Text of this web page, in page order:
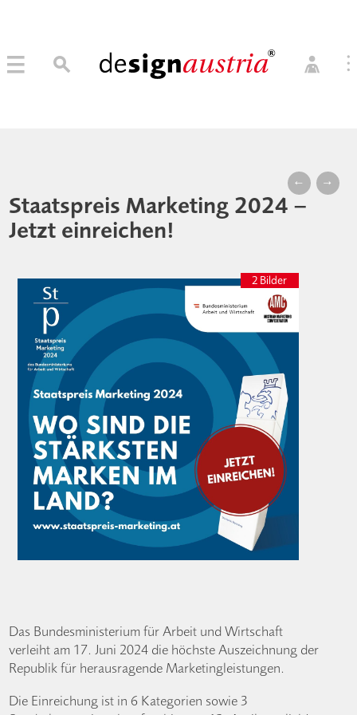
← →
Staatspreis Marketing 2024 –
Jetzt einreichen!
2 Bilder
Das Bundesministerium für Arbeit und Wirtschaft
verleiht am 17. Juni 2024 die höchste Auszeichnung der
Republik für herausragende Marketingleistungen.
Die Einreichung ist in 6 Kategorien sowie 3